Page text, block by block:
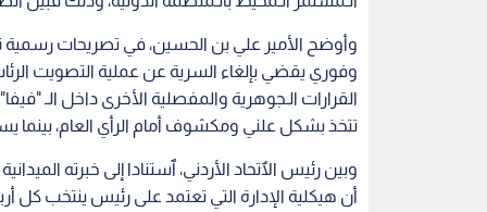
وفوري يقضي بإلغاء السرية عن عملية التصويت
القرارات الـجوهرية والمفصلية الأخرى داخل الـ
تتخذ بشكل علني ومكشوف أمام الرأي العام، بينما
وبين رئيس الٱتحاد الأردني، ٱستنادا إلى خبرته
أن هيكلية الإدارة التي تعتمد على رئيس ينتخب كل